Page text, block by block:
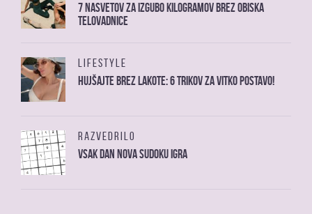
7 nasvetov za izgubo kilogramov brez obiska
telovadnice
LIFESTYLE
Hujšajte brez lakote: 6 trikov za vitko postavo!
RAZVEDRILO
Vsak dan nova sudoku igra